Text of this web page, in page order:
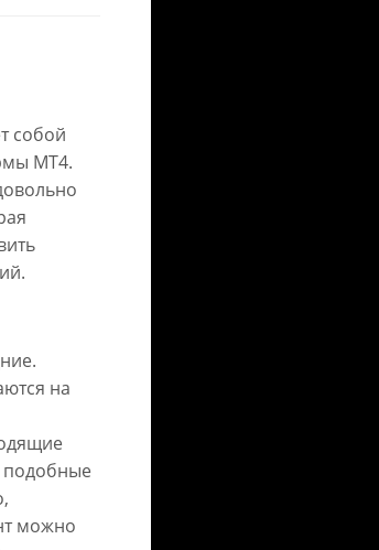
собой
МТ4.
на
подобные
можно